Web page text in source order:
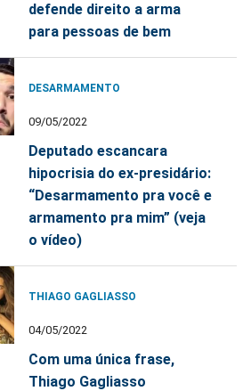
defende direito a arma
para pessoas de bem
DESARMAMENTO
09/05/2022
Deputado escancara
hipocrisia do ex-presidário:
“Desarmamento pra você e
armamento pra mim” (veja
o vídeo)
THIAGO GAGLIASSO
04/05/2022
Com uma única frase,
Thiago Gagliasso